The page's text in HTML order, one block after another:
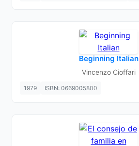
Beginning Italian
Vincenzo Cioffari
1979 ISBN: 0669005800